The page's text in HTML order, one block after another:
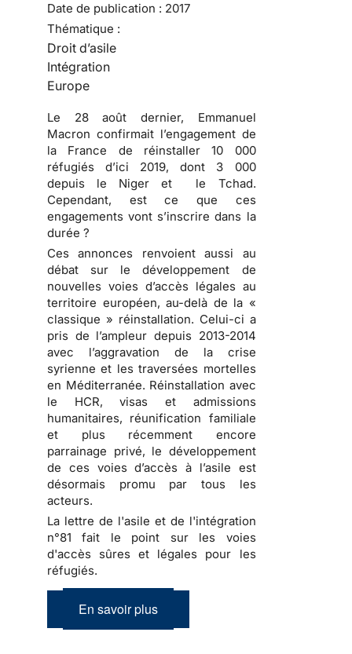
Date de publication : 2017
Thématique :
Droit d’asile
Intégration
Europe
Le 28 août dernier, Emmanuel
Macron confirmait l’engagement de
la France de réinstaller 10 000
réfugiés d’ici 2019, dont 3 000
depuis le Niger et le Tchad.
Cependant, est ce que ces
engagements vont s’inscrire dans la
durée ?
Ces annonces renvoient aussi au
débat sur le développement de
nouvelles voies d’accès légales au
territoire européen, au-delà de la «
classique » réinstallation. Celui-ci a
pris de l’ampleur depuis 2013-2014
avec l’aggravation de la crise
syrienne et les traversées mortelles
en Méditerranée. Réinstallation avec
le HCR, visas et admissions
humanitaires, réunification familiale
et plus récemment encore
parrainage privé, le développement
de ces voies d’accès à l’asile est
désormais promu par tous les
acteurs.
La lettre de l'asile et de l'intégration
n°81 fait le point sur les voies
d'accès sûres et légales pour les
réfugiés.
En savoir plus